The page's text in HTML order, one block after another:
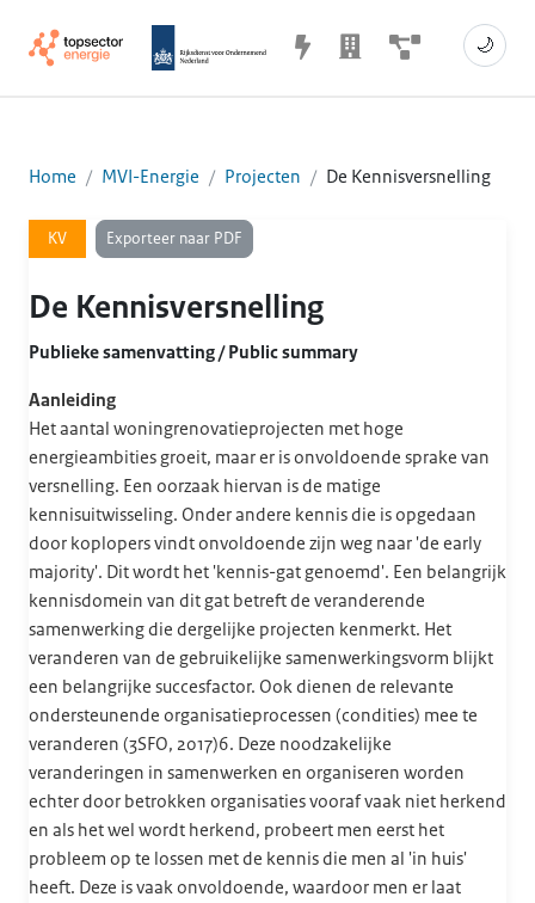
🌙
Home MVI-Energie Projecten De Kennisversnelling
KV Exporteer naar PDF
De Kennisversnelling
Publieke samenvatting / Public summary
Aanleiding
Het aantal woningrenovatieprojecten met hoge
energieambities groeit, maar er is onvoldoende sprake van
versnelling. Een oorzaak hiervan is de matige
kennisuitwisseling. Onder andere kennis die is opgedaan
door koplopers vindt onvoldoende zijn weg naar 'de early
majority'. Dit wordt het 'kennis-gat genoemd'. Een belangrijk
kennisdomein van dit gat betreft de veranderende
samenwerking die dergelijke projecten kenmerkt. Het
veranderen van de gebruikelijke samenwerkingsvorm blijkt
een belangrijke succesfactor. Ook dienen de relevante
ondersteunende organisatieprocessen (condities) mee te
veranderen (3SFO, 2017)6. Deze noodzakelijke
veranderingen in samenwerken en organiseren worden
echter door betrokken organisaties vooraf vaak niet herkend
en als het wel wordt herkend, probeert men eerst het
probleem op te lossen met de kennis die men al 'in huis'
heeft. Deze is vaak onvoldoende, waardoor men er laat